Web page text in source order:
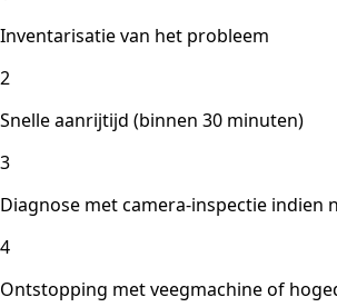
Inventarisatie van het probleem
2
Snelle aanrijtijd (binnen 30 minuten)
3
Diagnose met camera-inspectie indien
4
Ontstopping met veegmachine of